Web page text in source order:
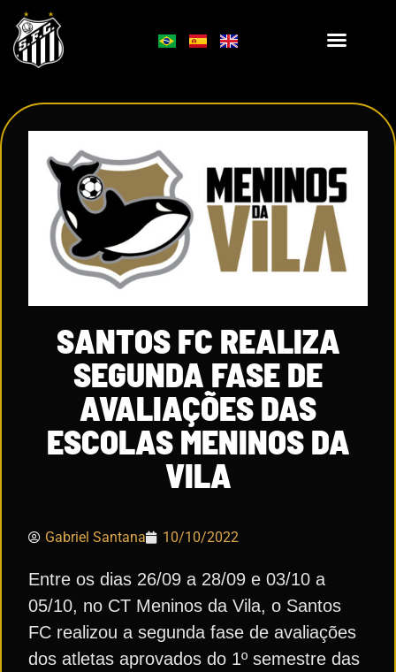
SANTOS FC REALIZA
SEGUNDA FASE DE
AVALIAÇÕES DAS
ESCOLAS MENINOS DA
VILA
Gabriel Santana 10/10/2022
Entre os dias 26/09 a 28/09 e 03/10 a
05/10, no CT Meninos da Vila, o Santos
FC realizou a segunda fase de avaliações
dos atletas aprovados do 1º semestre das